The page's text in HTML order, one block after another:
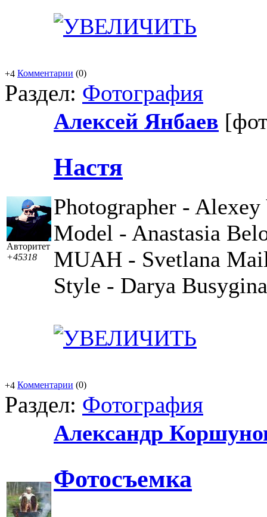
+4 Комментарии (0)
Раздел: Фотография
Авторитет
+45318
Алексей Янбаев
Настя
Photographer - Alexey
Model - Anastasia
MUAH - Svetlana
Style - Darya Busygina
+4 Комментарии (0)
Раздел: Фотография
Александр
Фотосъемка